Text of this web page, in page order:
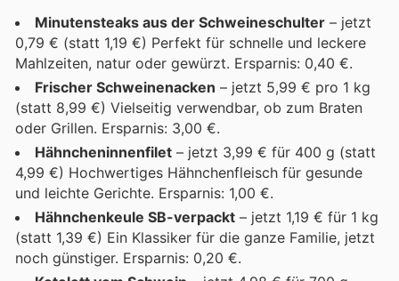
Minutensteaks aus der Schweineschulter – jetzt
0,79 € (statt 1,19 €) Perfekt für schnelle und leckere
Mahlzeiten, natur oder gewürzt. Ersparnis: 0,40 €.
Frischer Schweinenacken – jetzt 5,99 € pro 1 kg
(statt 8,99 €) Vielseitig verwendbar, ob zum Braten
oder Grillen. Ersparnis: 3,00 €.
Hähncheninnenfilet – jetzt 3,99 € für 400 g (statt
4,99 €) Hochwertiges Hähnchenfleisch für gesunde
und leichte Gerichte. Ersparnis: 1,00 €.
Hähnchenkeule SB-verpackt – jetzt 1,19 € für 1 kg
(statt 1,39 €) Ein Klassiker für die ganze Familie, jetzt
noch günstiger. Ersparnis: 0,20 €.